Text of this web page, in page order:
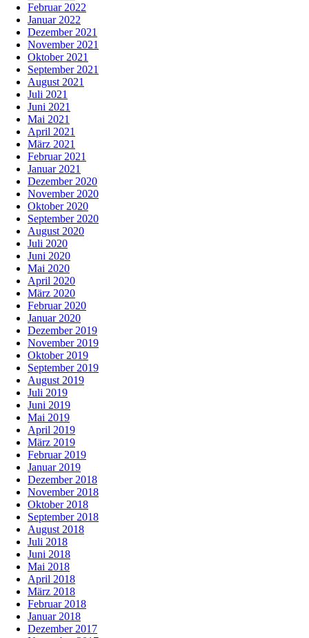
Februar 2022
Januar 2022
Dezember 2021
November 2021
Oktober 2021
September 2021
August 2021
Juli 2021
Juni 2021
Mai 2021
April 2021
März 2021
Februar 2021
Januar 2021
Dezember 2020
November 2020
Oktober 2020
September 2020
August 2020
Juli 2020
Juni 2020
Mai 2020
April 2020
März 2020
Februar 2020
Januar 2020
Dezember 2019
November 2019
Oktober 2019
September 2019
August 2019
Juli 2019
Juni 2019
Mai 2019
April 2019
März 2019
Februar 2019
Januar 2019
Dezember 2018
November 2018
Oktober 2018
September 2018
August 2018
Juli 2018
Juni 2018
Mai 2018
April 2018
März 2018
Februar 2018
Januar 2018
Dezember 2017